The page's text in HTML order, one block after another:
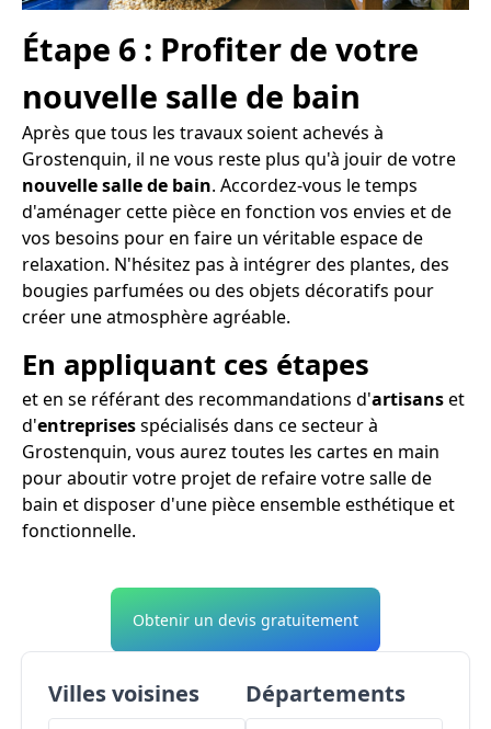
Étape 6 : Profiter de votre
nouvelle salle de bain
Après que tous les travaux soient achevés à
Grostenquin, il ne vous reste plus qu'à jouir de votre
nouvelle salle de bain. Accordez-vous le temps
d'aménager cette pièce en fonction vos envies et de
vos besoins pour en faire un véritable espace de
relaxation. N'hésitez pas à intégrer des plantes, des
bougies parfumées ou des objets décoratifs pour
créer une atmosphère agréable.
En appliquant ces étapes
et en se référant des recommandations d'artisanset
d'entreprisesspécialisés dans ce secteur à
Grostenquin, vous aurez toutes les cartes en main
pour aboutir votre projet de refaire votre salle de
bain et disposer d'une pièce ensemble esthétique et
fonctionnelle.
Obtenir un devis gratuitement
Villes voisines Départements